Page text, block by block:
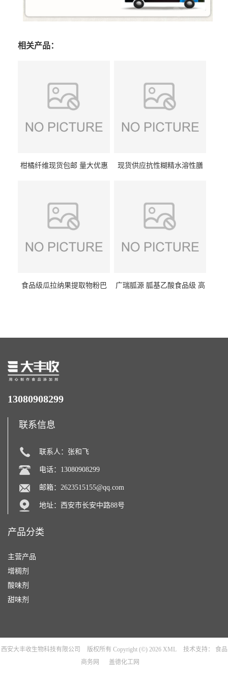
相关产品：
柑橘纤维现货包邮 量大优惠
现货供应抗性糊精水溶性膳
食品级瓜拉纳果提取物粉巴
广瑞胍源 胍基乙酸食品级 高
13080908299
联系信息
联系人：张和飞
电话：13080908299
邮箱： 2623515155@qq.com
地址：西安市长安中路88号
产品分类
主营产品
增稠剂
酸味剂
甜味剂
西安大丰收生物科技有限公司 版权所有 Copyright (©) 2026 XML 技术支持：
食品
商务网
盖德化工网